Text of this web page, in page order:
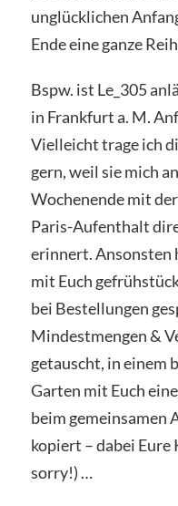
unglücklichen
Ende eine ganze
Bspw. ist Le_305
in Frankfurt a. M.
Vielleicht trage ich
gern, weil sie mich
Wochenende mit
Paris-Aufenthalt
erinnert. Ansonsten
mit Euch
bei Bestellungen
Mindestmengen &
getauscht, in einem
Garten mit Euch
beim gemeinsamen
kopiert – dabei
sorry!) …